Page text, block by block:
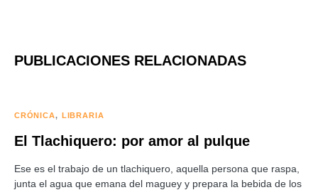
PUBLICACIONES RELACIONADAS
CRÓNICA LIBRARIA
El Tlachiquero: por amor al pulque
Ese es el trabajo de un tlachiquero, aquella persona que raspa,
junta el agua que emana del maguey y prepara la bebida de los